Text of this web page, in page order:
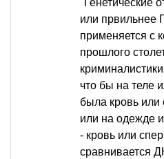
"Генетические
или првильнее
применяется с
прошлого
что бы на теле
была кровь или
или на одежде
- кровь или
сравнивается